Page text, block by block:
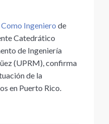
Ingeniero de
Catedrático
de Ingeniería
(UPRM), confirma
de la
en Puerto Rico.